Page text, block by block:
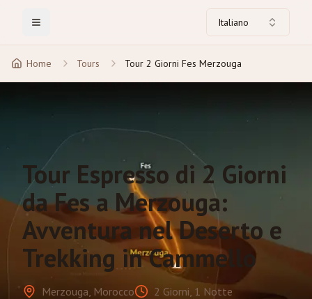
Toggle Menu Italiano
Home Tours Tour 2 Giorni Fes Merzouga
Tour Espresso di 2 Giorni
da Fes a Merzouga:
Avventura nel Deserto e
Trekking in Cammello
Merzouga, Morocco
2 Giorni, 1 Notte